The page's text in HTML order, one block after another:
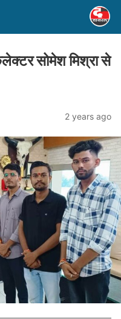
सोमेश मिश्रा से
2 years ago